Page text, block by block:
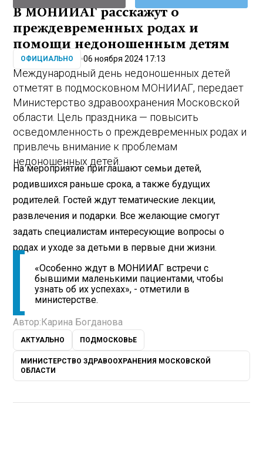
В МОНИИАГ расскажут о
преждевременных родах и
помощи недоношенным детям
ОФИЦИАЛЬНО 06 ноября 2024 17:13
Международный день недоношенных детей
отметят в подмосковном МОНИИАГ, передает
Министерство здравоохранения Московской
области. Цель праздника — повысить
осведомленность о преждевременных родах и
привлечь внимание к проблемам
недоношенных детей.
На мероприятие приглашают семьи детей,
родившихся раньше срока, а также будущих
родителей. Гостей ждут тематические лекции,
развлечения и подарки. Все желающие смогут
задать специалистам интересующие вопросы о
родах и уходе за детьми в первые дни жизни.
«Особенно ждут в МОНИИАГ встречи с
бывшими маленькими пациентами, чтобы
узнать об их успехах», - отметили в
министерстве.
Автор: Карина Богданова
АКТУАЛЬНО ПОДМОСКОВЬЕ
МИНИСТЕРСТВО ЗДРАВООХРАНЕНИЯ МОСКОВСКОЙ
ОБЛАСТИ